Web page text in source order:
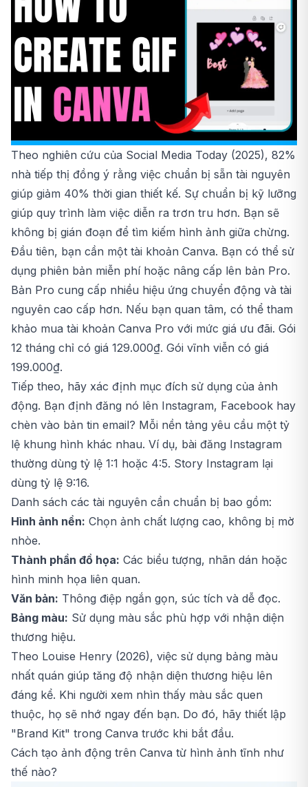
Theo nghiên cứu của Social Media Today (2025), 82%
nhà tiếp thị đồng ý rằng việc chuẩn bị sẵn tài nguyên
giúp giảm 40% thời gian thiết kế. Sự chuẩn bị kỹ lưỡng
giúp quy trình làm việc diễn ra trơn tru hơn. Bạn sẽ
không bị gián đoạn để tìm kiếm hình ảnh giữa chừng.
Đầu tiên, bạn cần một tài khoản Canva. Bạn có thể sử
dụng phiên bản miễn phí hoặc nâng cấp lên bản Pro.
Bản Pro cung cấp nhiều hiệu ứng chuyển động và tài
nguyên cao cấp hơn. Nếu bạn quan tâm, có thể tham
khảo mua tài khoản Canva Pro với mức giá ưu đãi. Gói
12 tháng chỉ có giá 129.000₫. Gói vĩnh viễn có giá
199.000₫.
Tiếp theo, hãy xác định mục đích sử dụng của ảnh
động. Bạn định đăng nó lên Instagram, Facebook hay
chèn vào bản tin email? Mỗi nền tảng yêu cầu một tỷ
lệ khung hình khác nhau. Ví dụ, bài đăng Instagram
thường dùng tỷ lệ 1:1 hoặc 4:5. Story Instagram lại
dùng tỷ lệ 9:16.
Danh sách các tài nguyên cần chuẩn bị bao gồm:
Hình ảnh nền: Chọn ảnh chất lượng cao, không bị mờ
nhòe.
Thành phần đồ họa: Các biểu tượng, nhãn dán hoặc
hình minh họa liên quan.
Văn bản: Thông điệp ngắn gọn, súc tích và dễ đọc.
Bảng màu: Sử dụng màu sắc phù hợp với nhận diện
thương hiệu.
Theo Louise Henry (2026), việc sử dụng bảng màu
nhất quán giúp tăng độ nhận diện thương hiệu lên
đáng kể. Khi người xem nhìn thấy màu sắc quen
thuộc, họ sẽ nhớ ngay đến bạn. Do đó, hãy thiết lập
"Brand Kit" trong Canva trước khi bắt đầu.
Cách tạo ảnh động trên Canva từ hình ảnh tĩnh như
thế nào?